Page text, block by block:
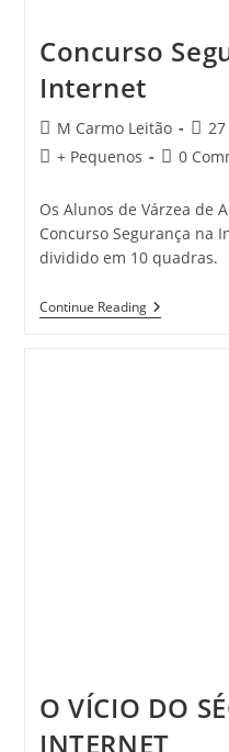
Concurso
Internet
Post
author:
M Carmo Leitão
Post
Post+ Pequenos
Post
0
Os Alunos de Várzea de
Concurso Segurança na
dividido em 10 quadras.
Continue ReadingConcurso
Segurança
O VÍCIO DO
INTERNET